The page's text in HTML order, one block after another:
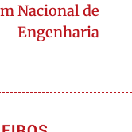
Nacional de
Engenharia